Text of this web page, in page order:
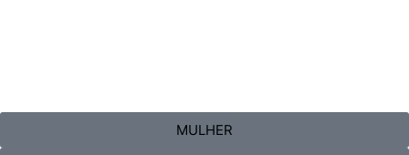
MULHER